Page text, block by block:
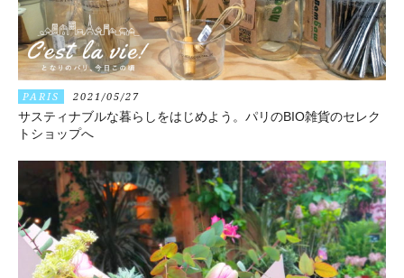
PARIS 2021/05/27
サスティナブルな暮らしをはじめよう。パリのBIO雑貨のセレク
トショップへ